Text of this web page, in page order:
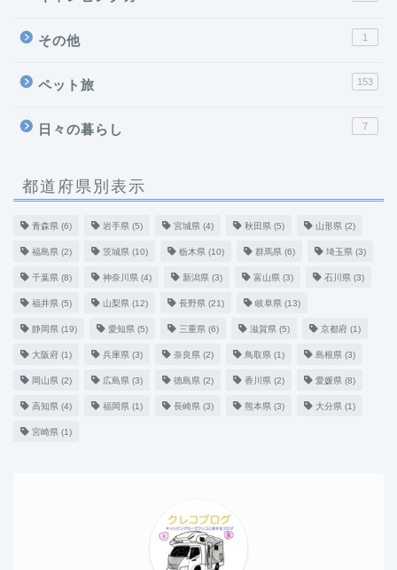
その他 1
ペット旅 153
日々の暮らし 7
都道府県別表示
青森県 (6) 岩手県 (5) 宮城県 (4) 秋田県 (5) 山形県 (2)
福島県 (2) 茨城県 (10) 栃木県 (10) 群馬県 (6) 埼玉県 (3)
千葉県 (8) 神奈川県 (4) 新潟県 (3) 富山県 (3) 石川県 (3)
福井県 (5) 山梨県 (12) 長野県 (21) 岐阜県 (13)
静岡県 (19) 愛知県 (5) 三重県 (6) 滋賀県 (5) 京都府 (1)
大阪府 (1) 兵庫県 (3) 奈良県 (2) 鳥取県 (1) 島根県 (3)
岡山県 (2) 広島県 (3) 徳島県 (2) 香川県 (2) 愛媛県 (8)
高知県 (4) 福岡県 (1) 長崎県 (3) 熊本県 (3) 大分県 (1)
宮崎県 (1)